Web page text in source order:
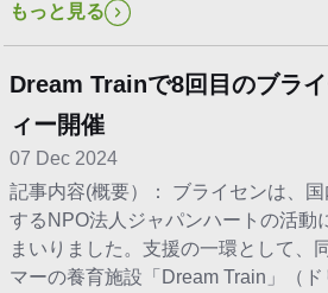
もっと見る
Dream Trainで8回目のブラ
ィー開催
07 Dec 2024
記事内容(概要）： ブライセンは、
するNPO法人ジャパンハートの活動
まいりました。支援の一環として、
マーの養育施設「Dream Train」（